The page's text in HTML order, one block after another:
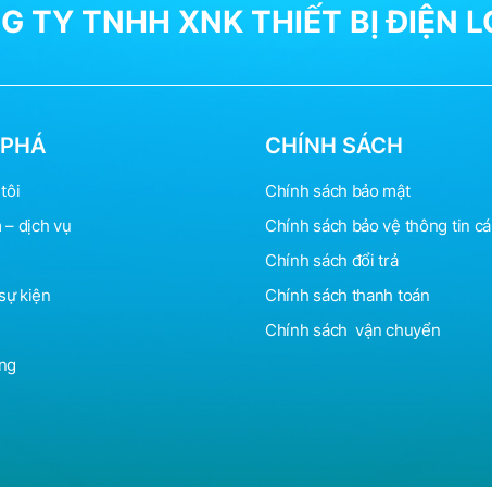
tiện lợi cho khách hàng muốn chiếu rọi các sản phẩm trưng bày
bạn có treo tranh ảnh hoặc trưng bày những đồ vật nội
thất.
trưng bày sản phẩm : Nếu muốn sản phẩm của mình
phẩm.
TY TNHH XNK THIẾT BỊ ĐIỆN
– dịch vụ
kiện
CHÍNH SÁCH
Chính sách bảo mật
Chính sách bảo vệ thông tin
Chính sách đổi trả
Chính sách thanh toán
Chính sách vận chuyển